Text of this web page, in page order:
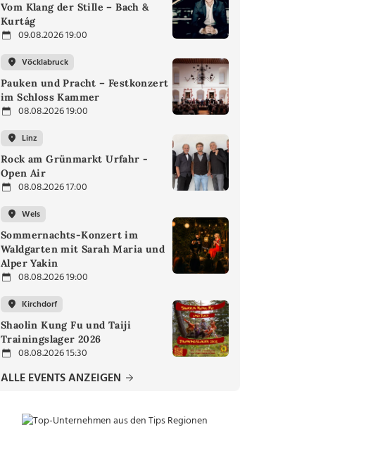
Vom Klang der Stille – Bach &
Kurtág
09.08.2026 19:00
Vöcklabruck
Pauken und Pracht – Festkonzert
im Schloss Kammer
08.08.2026 19:00
Linz
Rock am Grünmarkt Urfahr -
Open Air
08.08.2026 17:00
Wels
Sommernachts-Konzert im
Waldgarten mit Sarah Maria und
Alper Yakin
08.08.2026 19:00
Kirchdorf
Shaolin Kung Fu und Taiji
Trainingslager 2026
08.08.2026 15:30
ALLE EVENTS ANZEIGEN